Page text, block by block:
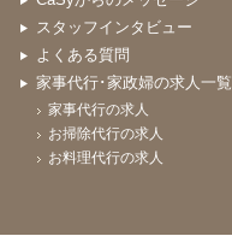
スタッフインタビュー
よくある質問
家事代行･家政婦の求人一覧
家事代行の求人
お掃除代行の求人
お料理代行の求人